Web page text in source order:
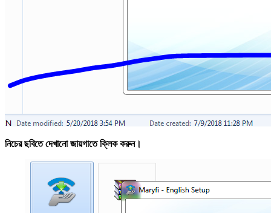
নিচের ছবিতে দেখানো জায়গাতে ক্লিক করুন।